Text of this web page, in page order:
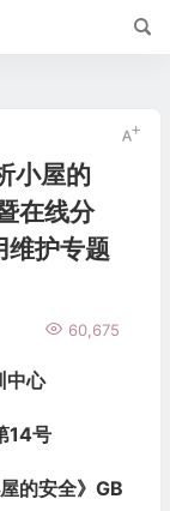
小屋的
在线分
维护专题
60,675
中心
14号
的安全》GB